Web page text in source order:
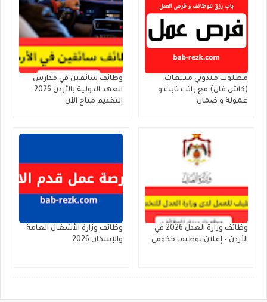
مطلوب مندوبي مبيعات
(كاش فان) مع راتب ثابت و
عمولة و ضمان
وظائف سائقين في مدارس
العهد الدولية بالأردن 2026 –
التقديم متاح الآن
وظائف وزارة العدل 2026 في
الأردن – إعلان توظيف حكومي
وظائف وزارة الأشغال العامة
والإسكان 2026